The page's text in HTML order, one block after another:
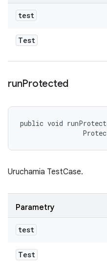
test
Test
runProtected
public void
Uruchamia TestCase.
Parametry
test
Test